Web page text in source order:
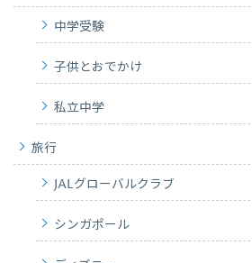
中学受験
子供とおでかけ
私立中学
旅行
JALグローバルクラブ
シンガポール